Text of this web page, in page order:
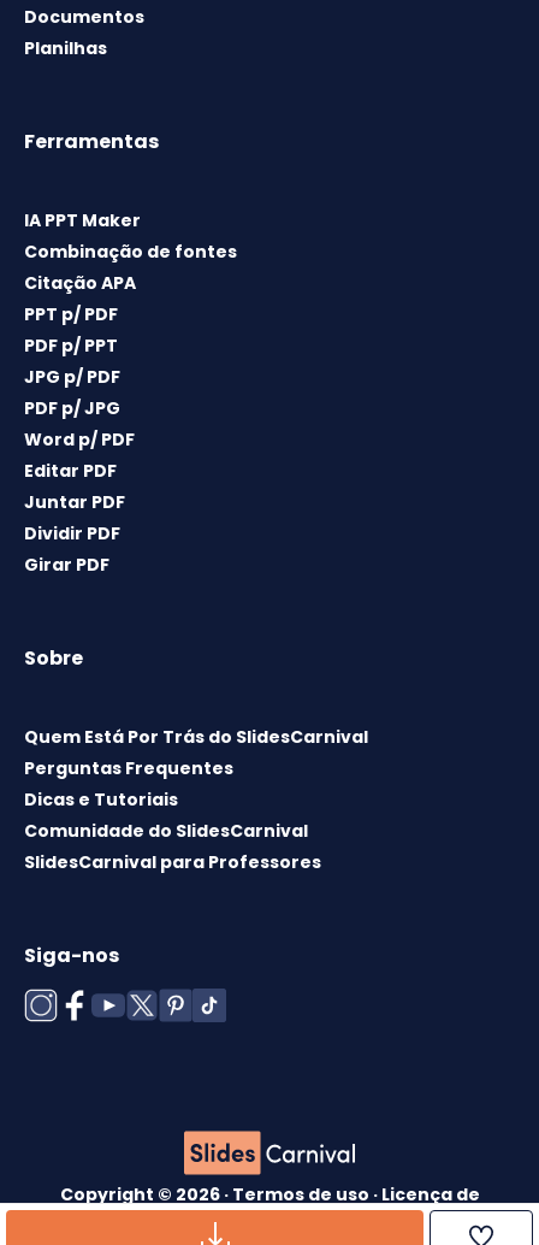
Documentos
Planilhas
Ferramentas
IA PPT Maker
Combinação de fontes
Citação APA
PPT p/ PDF
PDF p/ PPT
JPG p/ PDF
PDF p/ JPG
Word p/ PDF
Editar PDF
Juntar PDF
Dividir PDF
Girar PDF
Sobre
Quem Está Por Trás do SlidesCarnival
Perguntas Frequentes
Dicas e Tutoriais
Comunidade do SlidesCarnival
SlidesCarnival para Professores
Siga-nos
Copyright © 2026 · Termos de uso · Licença de
Política de cookies
política de